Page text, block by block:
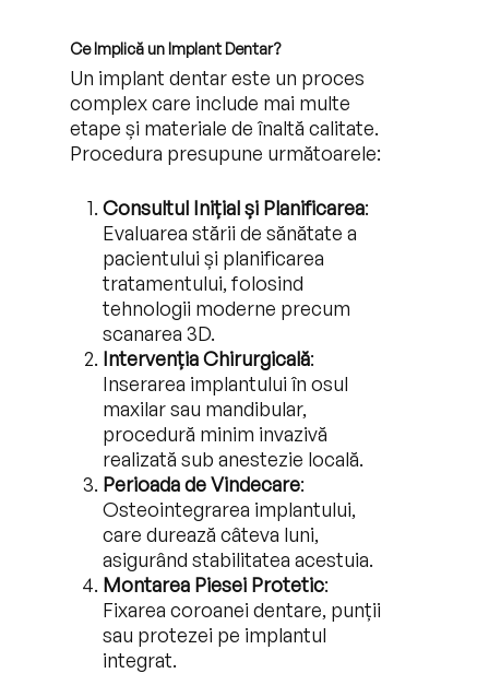
Ce Implică un Implant Dentar?
Un implant dentar este un proces
complex care include mai multe
etape și materiale de înaltă calitate.
Procedura presupune următoarele:
Consultul Inițial și Planificarea:
Evaluarea stării de sănătate a
pacientului și planificarea
tratamentului, folosind
tehnologii moderne precum
scanarea 3D.
Intervenția Chirurgicală:
Inserarea implantului în osul
maxilar sau mandibular,
procedură minim invazivă
realizată sub anestezie locală.
Perioada de Vindecare:
Osteointegrarea implantului,
care durează câteva luni,
asigurând stabilitatea acestuia.
Montarea Piesei Protetic:
Fixarea coroanei dentare, punții
sau protezei pe implantul
integrat.